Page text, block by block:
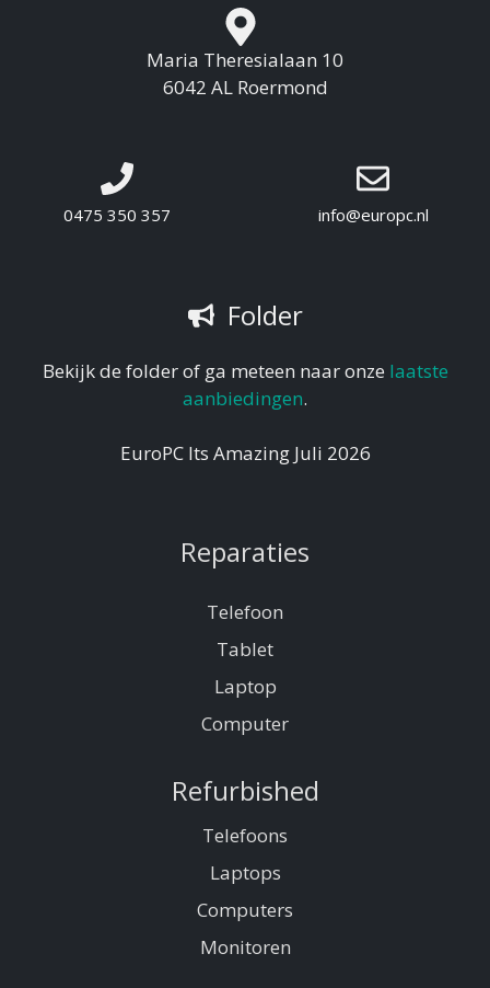
Maria Theresialaan 10
6042 AL Roermond
0475 350 357 info@europc.nl
Folder
Bekijk de folder of ga meteen naar onze laatste
aanbiedingen.
EuroPC Its Amazing Juli 2026
Reparaties
Telefoon
Tablet
Laptop
Computer
Refurbished
Telefoons
Laptops
Computers
Monitoren